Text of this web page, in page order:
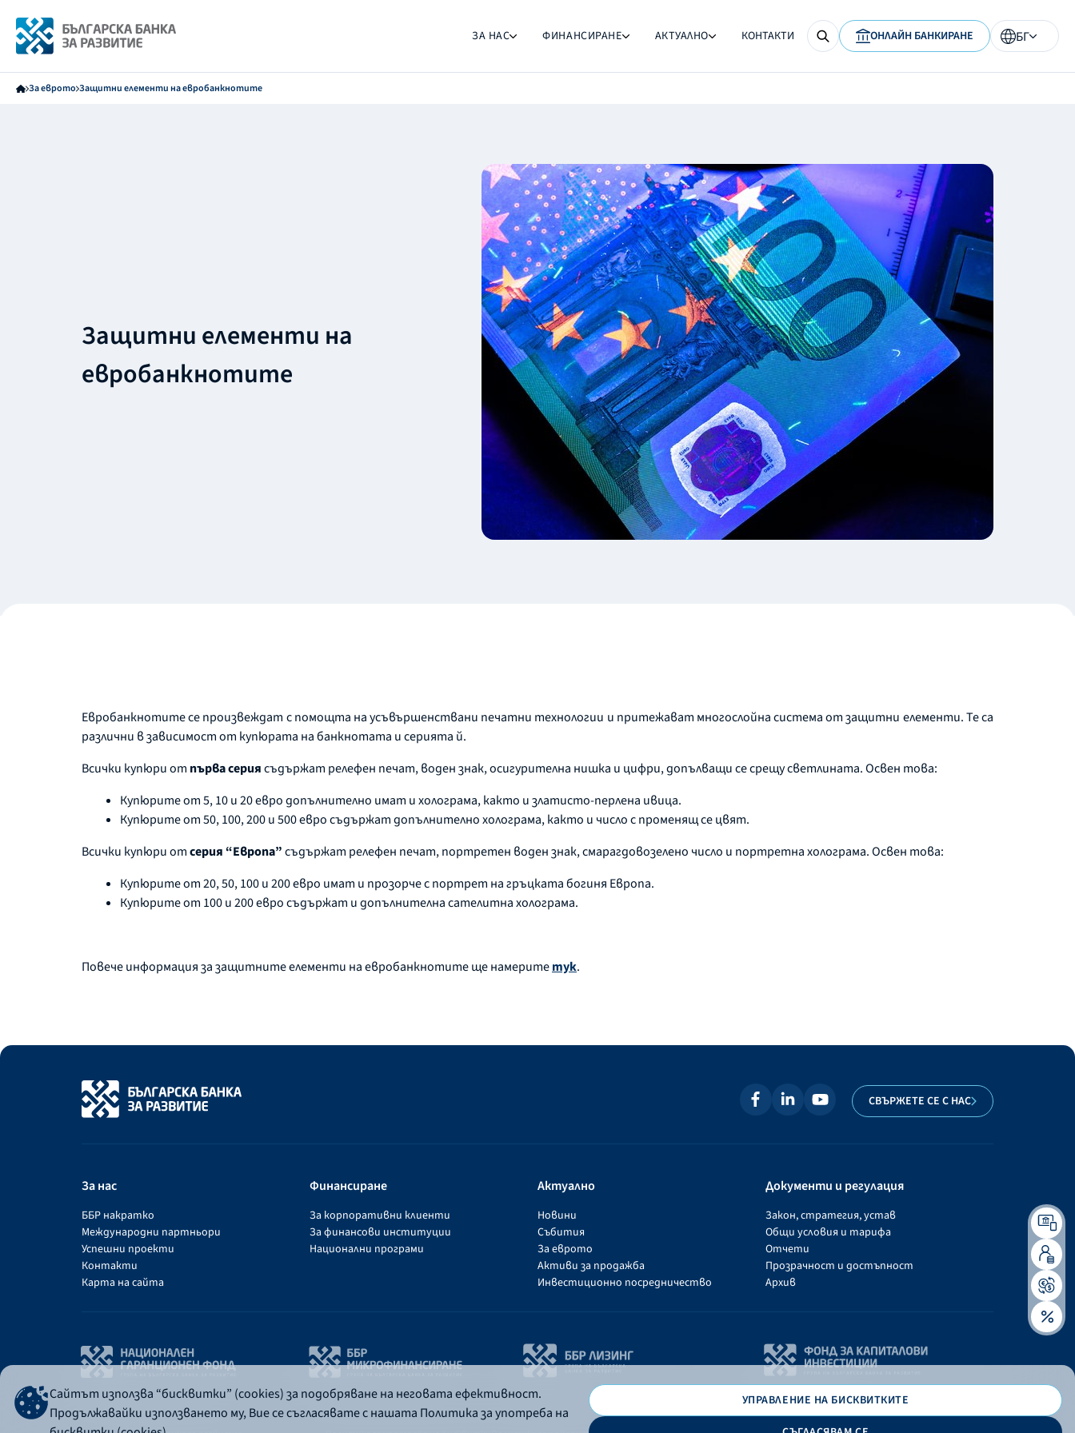
ЗА НАС ФИНАНСИРАНЕ АКТУАЛНО КОНТАКТИ ОНЛАЙН БАНКИРАНЕ БГ
За еврото Защитни елементи на евробанкнотите
Защитни елементи на
евробанкнотите
Евробанкнотите се произвеждат с помощта на усъвършенствани печатни технологии и притежават многослойна система от защитни елементи. Те са
различни в зависимост от купюрата на банкнотата и серията й.
Всички купюри от първа сериясъдържат релефен печат, воден знак, осигурителна нишка и цифри, допълващи се срещу светлината. Освен това:
Купюрите от 5, 10 и 20 евро допълнително имат и холограма, както и златисто-перлена ивица.
Купюрите от 50, 100, 200 и 500 евро съдържат допълнително холограма, както и число с променящ се цвят.
Всички купюри отсерия “Европа”съдържат релефен печат, портретен воден знак, смарагдовозелено число и портретна холограма. Освен това:
Купюрите от 20, 50, 100 и 200 евро имат и прозорче с портрет на гръцката богиня Европа.
Купюрите от 100 и 200 евро съдържат и допълнителна сателитна холограма.
Повече информация за защитните елементи на евробанкнотите ще намеритетук.
СВЪРЖЕТЕ СЕ С НАС
За нас
ББР накратко
Международни партньори
Успешни проекти
Контакти
Карта на сайта
Финансиране
За корпоративни клиенти
За финансови институции
Национални програми
Актуално
Новини
Събития
За еврото
Активи за продажба
Инвестиционно посредничество
Документи и регулация
Закон, стратегия, устав
Общи условия и тарифа
Отчети
Прозрачност и достъпност
Архив
Сайтът използва “бисквитки” (cookies) за подобряване на неговата ефективност.
Продължавайки използването му, Вие се съгласявате с нашата Политика за употреба на
УПРАВЛЕНИЕ НА БИСКВИТКИТЕ